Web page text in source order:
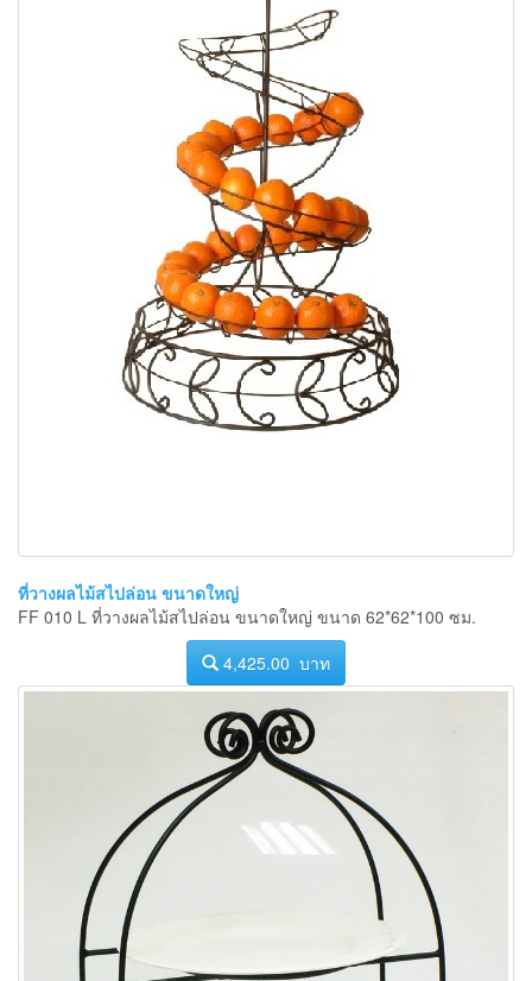
ที่วางผลไม้สไปล่อน ขนาดใหญ่
FF 010 L ที่วางผลไม้สไปล่อน ขนาดใหญ่ ขนาด 62*62*100 ซม.
4,425.00 บาท